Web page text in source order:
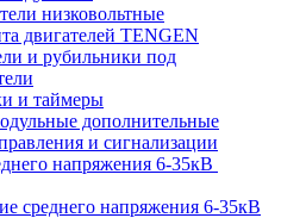
низковольтные
двигателей TENGEN
и рубильники под
и таймеры
дополнительные
и сигнализации
напряжения 6-35кВ
среднего напряжения 6-35кВ